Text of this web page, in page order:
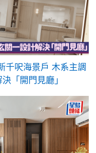
千呎海景戶 木系主調
「開門見廳」